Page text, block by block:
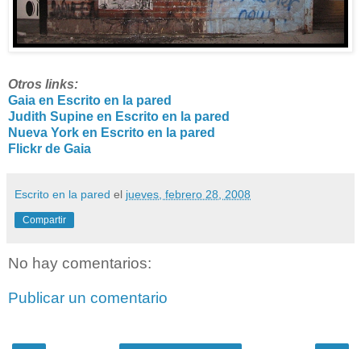
Otros links:
Gaia en Escrito en la pared
Judith Supine en Escrito en la pared
Nueva York en Escrito en la pared
Flickr de Gaia
Escrito en la pared el jueves, febrero 28, 2008
Compartir
No hay comentarios:
Publicar un comentario